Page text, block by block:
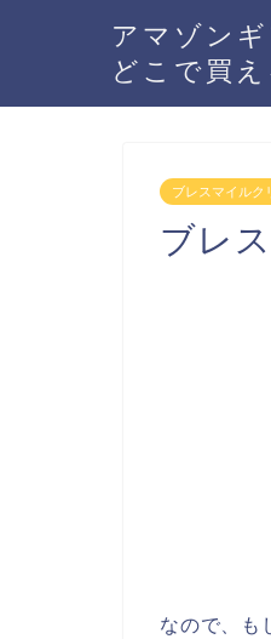
アマゾン
どこで買え
ブレスマイルク
ブレ
なので、も